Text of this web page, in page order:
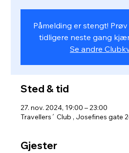
Påmelding er stengt!
tidligere neste gang
Se andre
Sted & tid
27. nov. 2024, 19:00 – 23:00
Travellers´ Club , Josefines gate
Gjester